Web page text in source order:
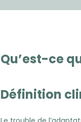
Qu’est-ce
Définition